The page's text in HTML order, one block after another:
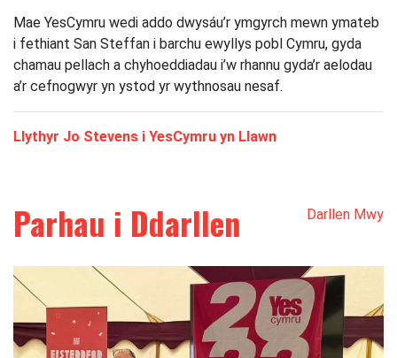
Mae YesCymru wedi addo dwysáu’r ymgyrch mewn ymateb
i fethiant San Steffan i barchu ewyllys pobl Cymru, gyda
chamau pellach a chyhoeddiadau i’w rhannu gyda’r aelodau
a’r cefnogwyr yn ystod yr wythnosau nesaf.
Llythyr Jo Stevens i YesCymru yn Llawn
Parhau i Ddarllen Darllen Mwy